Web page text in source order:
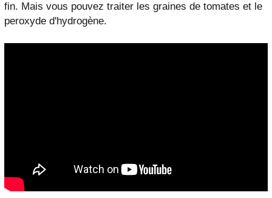
fin. Mais vous pouvez traiter les graines de tomates et le
peroxyde d'hydrogène.